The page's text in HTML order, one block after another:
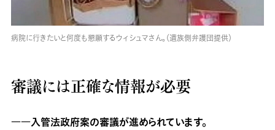
病院に行きたいと何度も懇願するウィシュマさん。（遺族側弁護団提供）
審議には正確な情報が必要
――入管法政府案の審議が進められています。